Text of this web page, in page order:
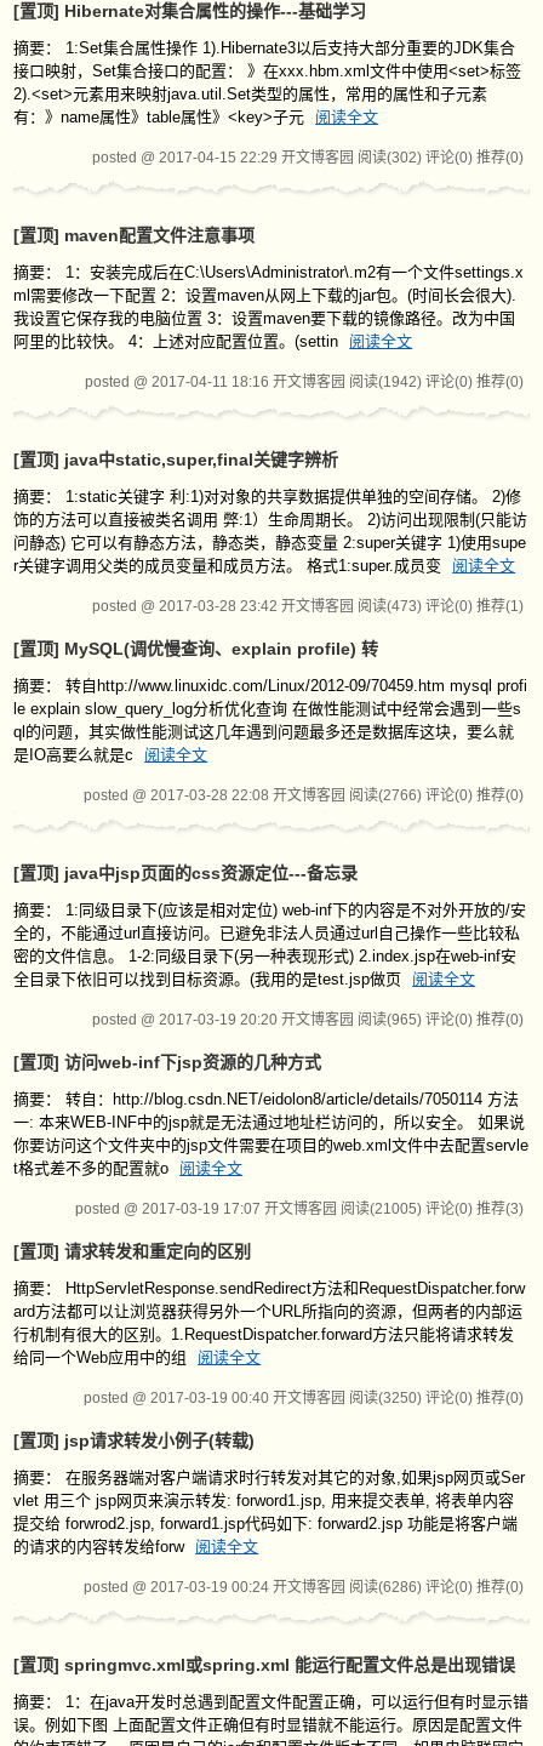
[置顶] Hibernate对集合属性的操作---基础学习
摘要： 1:Set集合属性操作 1).Hibernate3以后支持大部分重要的JDK集合
接口映射，Set集合接口的配置： 》在xxx.hbm.xml文件中使用<set>标签
2).<set>元素用来映射java.util.Set类型的属性，常用的属性和子元素
有：》name属性》table属性》<key>子元
阅读全文
posted @ 2017-04-15 22:29 开文博客园 阅读(302) 评论(0) 推荐(0)
[置顶] maven配置文件注意事项
摘要： 1：安装完成后在C:\Users\Administrator\.m2有一个文件settings.x
ml需要修改一下配置 2：设置maven从网上下载的jar包。(时间长会很大).
我设置它保存我的电脑位置 3：设置maven要下载的镜像路径。改为中国
阿里的比较快。 4：上述对应配置位置。(settin
阅读全文
posted @ 2017-04-11 18:16 开文博客园 阅读(1942) 评论(0) 推荐(0)
[置顶] java中static,super,final关键字辨析
摘要： 1:static关键字 利:1)对对象的共享数据提供单独的空间存储。 2)修
饰的方法可以直接被类名调用 弊:1）生命周期长。 2)访问出现限制(只能访
问静态) 它可以有静态方法，静态类，静态变量 2:super关键字 1)使用supe
r关键字调用父类的成员变量和成员方法。 格式1:super.成员变
阅读全文
posted @ 2017-03-28 23:42 开文博客园 阅读(473) 评论(0) 推荐(1)
[置顶] MySQL(调优慢查询、explain profile) 转
摘要： 转自http://www.linuxidc.com/Linux/2012-09/70459.htm mysql profi
le explain slow_query_log分析优化查询 在做性能测试中经常会遇到一些s
ql的问题，其实做性能测试这几年遇到问题最多还是数据库这块，要么就
是IO高要么就是c
阅读全文
posted @ 2017-03-28 22:08 开文博客园 阅读(2766) 评论(0) 推荐(0)
[置顶] java中jsp页面的css资源定位---备忘录
摘要： 1:同级目录下(应该是相对定位) web-inf下的内容是不对外开放的/安
全的，不能通过url直接访问。已避免非法人员通过url自己操作一些比较私
密的文件信息。 1-2:同级目录下(另一种表现形式) 2.index.jsp在web-inf安
全目录下依旧可以找到目标资源。(我用的是test.jsp做页
阅读全文
posted @ 2017-03-19 20:20 开文博客园 阅读(965) 评论(0) 推荐(0)
[置顶] 访问web-inf下jsp资源的几种方式
摘要： 转自：http://blog.csdn.NET/eidolon8/article/details/7050114 方法
一: 本来WEB-INF中的jsp就是无法通过地址栏访问的，所以安全。 如果说
你要访问这个文件夹中的jsp文件需要在项目的web.xml文件中去配置servle
t格式差不多的配置就o
阅读全文
posted @ 2017-03-19 17:07 开文博客园 阅读(21005) 评论(0) 推荐(3)
[置顶] 请求转发和重定向的区别
摘要： HttpServletResponse.sendRedirect方法和RequestDispatcher.forw
ard方法都可以让浏览器获得另外一个URL所指向的资源，但两者的内部运
行机制有很大的区别。1.RequestDispatcher.forward方法只能将请求转发
给同一个Web应用中的组
阅读全文
posted @ 2017-03-19 00:40 开文博客园 阅读(3250) 评论(0) 推荐(0)
[置顶] jsp请求转发小例子(转载)
摘要： 在服务器端对客户端请求时行转发对其它的对象,如果jsp网页或Ser
vlet 用三个 jsp网页来演示转发: forword1.jsp, 用来提交表单, 将表单内容
提交给 forwrod2.jsp, forward1.jsp代码如下: forward2.jsp 功能是将客户端
的请求的内容转发给forw 阅读全文
posted @ 2017-03-19 00:24 开文博客园 阅读(6286) 评论(0) 推荐(0)
[置顶] springmvc.xml或spring.xml 能运行配置文件总是出现错误
摘要： 1：在java开发时总遇到配置文件配置正确，可以运行但有时显示错
误。例如下图 上面配置文件正确但有时显错就不能运行。原因是配置文件